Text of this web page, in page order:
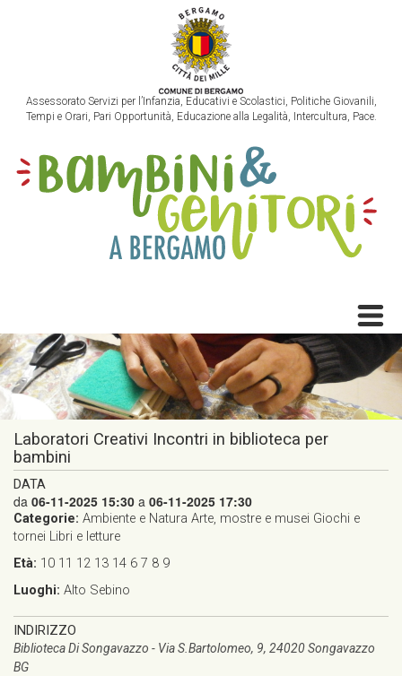
Assessorato Servizi per l’Infanzia, Educativi e Scolastici, Politiche Giovanili,
Tempi e Orari, Pari Opportunità, Educazione alla Legalità, Intercultura, Pace.
Laboratori Creativi Incontri in biblioteca per
bambini
DATA
da 06-11-2025 15:30 a 06-11-2025 17:30
Categorie: Ambiente e Natura Arte, mostre e musei Giochi e
tornei Libri e letture
Età: 10 11 12 13 14 6 7 8 9
Luoghi: Alto Sebino
INDIRIZZO
Biblioteca Di Songavazzo - Via S.Bartolomeo, 9, 24020 Songavazzo
BG